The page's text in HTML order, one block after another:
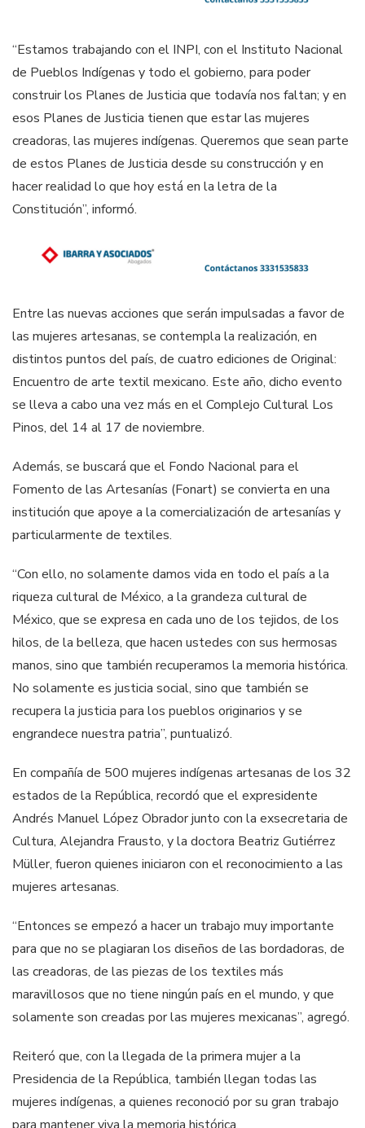
“Estamos trabajando con el INPI, con el Instituto Nacional
de Pueblos Indígenas y todo el gobierno, para poder
construir los Planes de Justicia que todavía nos faltan; y en
esos Planes de Justicia tienen que estar las mujeres
creadoras, las mujeres indígenas. Queremos que sean parte
de estos Planes de Justicia desde su construcción y en
hacer realidad lo que hoy está en la letra de la
Constitución”, informó.
Entre las nuevas acciones que serán impulsadas a favor de
las mujeres artesanas, se contempla la realización, en
distintos puntos del país, de cuatro ediciones de Original:
Encuentro de arte textil mexicano. Este año, dicho evento
se lleva a cabo una vez más en el Complejo Cultural Los
Pinos, del 14 al 17 de noviembre.
Además, se buscará que el Fondo Nacional para el
Fomento de las Artesanías (Fonart) se convierta en una
institución que apoye a la comercialización de artesanías y
particularmente de textiles.
“Con ello, no solamente damos vida en todo el país a la
riqueza cultural de México, a la grandeza cultural de
México, que se expresa en cada uno de los tejidos, de los
hilos, de la belleza, que hacen ustedes con sus hermosas
manos, sino que también recuperamos la memoria histórica.
No solamente es justicia social, sino que también se
recupera la justicia para los pueblos originarios y se
engrandece nuestra patria”, puntualizó.
En compañía de 500 mujeres indígenas artesanas de los 32
estados de la República, recordó que el expresidente
Andrés Manuel López Obrador junto con la exsecretaria de
Cultura, Alejandra Frausto, y la doctora Beatriz Gutiérrez
Müller, fueron quienes iniciaron con el reconocimiento a las
mujeres artesanas.
“Entonces se empezó a hacer un trabajo muy importante
para que no se plagiaran los diseños de las bordadoras, de
las creadoras, de las piezas de los textiles más
maravillosos que no tiene ningún país en el mundo, y que
solamente son creadas por las mujeres mexicanas”, agregó.
Reiteró que, con la llegada de la primera mujer a la
Presidencia de la República, también llegan todas las
mujeres indígenas, a quienes reconoció por su gran trabajo